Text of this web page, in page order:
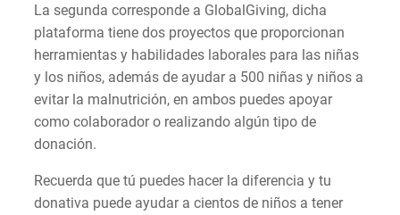
La segunda corresponde a GlobalGiving, dicha
plataforma tiene dos proyectos que proporcionan
herramientas y habilidades laborales para las niñas
y los niños, además de ayudar a 500 niñas y niños a
evitar la malnutrición, en ambos puedes apoyar
como colaborador o realizando algún tipo de
donación.
Recuerda que tú puedes hacer la diferencia y tu
donativa puede ayudar a cientos de niños a tener